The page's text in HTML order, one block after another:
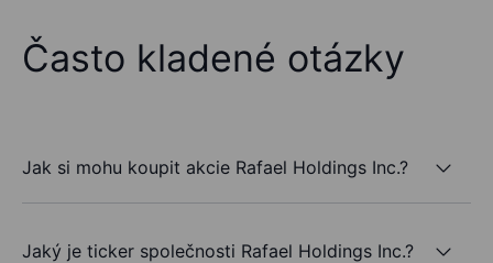
Často kladené otázky
Jak si mohu koupit akcie Rafael Holdings Inc.?
Jaký je ticker společnosti Rafael Holdings Inc.?